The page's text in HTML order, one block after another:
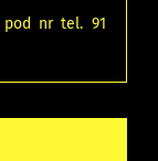
pod nr tel. 91